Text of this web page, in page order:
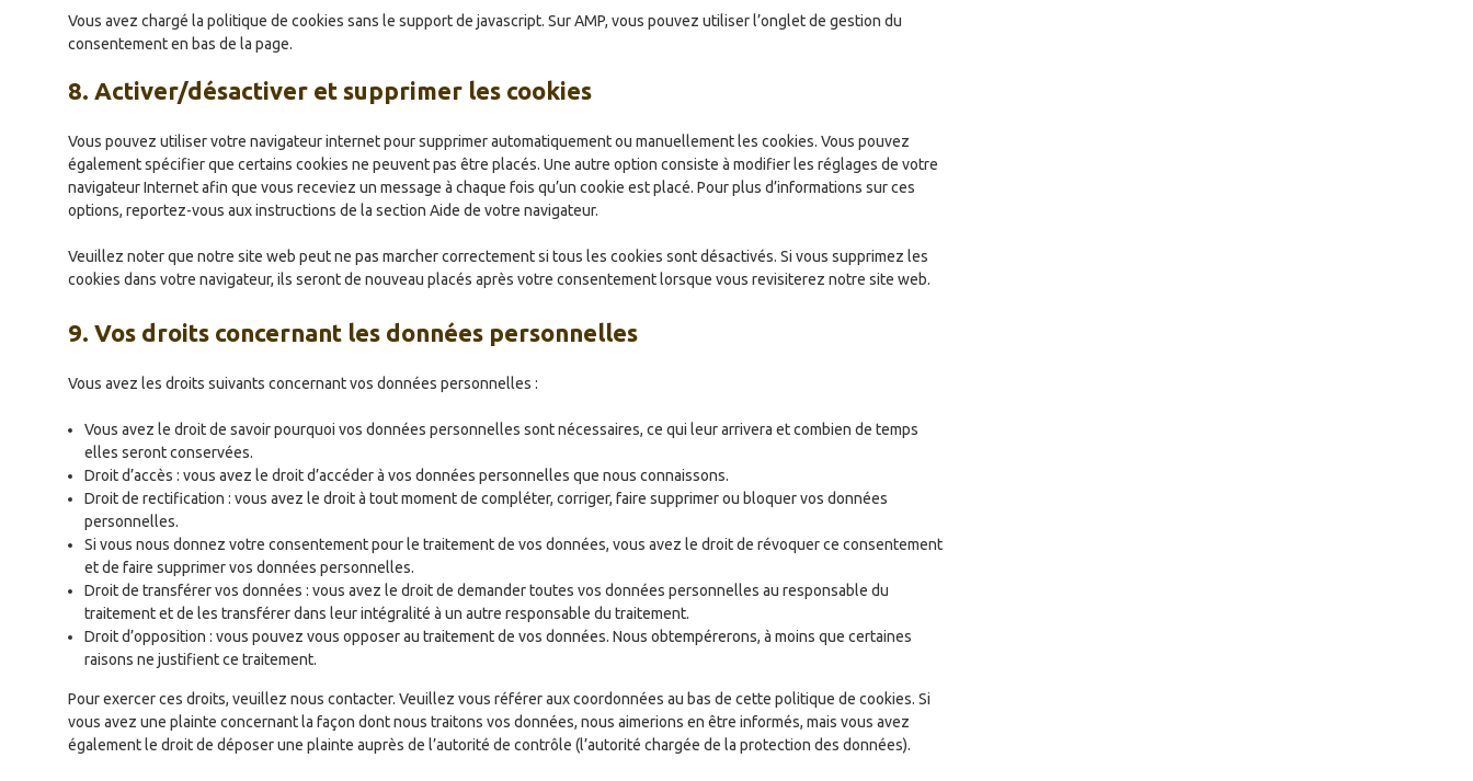
Vous avez chargé la politique de cookies sans le support de javascript. Sur AMP, vous pouvez utiliser l’onglet de gestion du
consentement en bas de la page.
8. Activer/désactiver et supprimer les cookies
Vous pouvez utiliser votre navigateur internet pour supprimer automatiquement ou manuellement les cookies. Vous pouvez
également spécifier que certains cookies ne peuvent pas être placés. Une autre option consiste à modifier les réglages de votre
navigateur Internet afin que vous receviez un message à chaque fois qu’un cookie est placé. Pour plus d’informations sur ces
options, reportez-vous aux instructions de la section Aide de votre navigateur.
Veuillez noter que notre site web peut ne pas marcher correctement si tous les cookies sont désactivés. Si vous supprimez les
cookies dans votre navigateur, ils seront de nouveau placés après votre consentement lorsque vous revisiterez notre site web.
9. Vos droits concernant les données personnelles
Vous avez les droits suivants concernant vos données personnelles :
Vous avez le droit de savoir pourquoi vos données personnelles sont nécessaires, ce qui leur arrivera et combien de temps
elles seront conservées.
Droit d’accès : vous avez le droit d’accéder à vos données personnelles que nous connaissons.
Droit de rectification : vous avez le droit à tout moment de compléter, corriger, faire supprimer ou bloquer vos données
personnelles.
Si vous nous donnez votre consentement pour le traitement de vos données, vous avez le droit de révoquer ce consentement
et de faire supprimer vos données personnelles.
Droit de transférer vos données : vous avez le droit de demander toutes vos données personnelles au responsable du
traitement et de les transférer dans leur intégralité à un autre responsable du traitement.
Droit d’opposition : vous pouvez vous opposer au traitement de vos données. Nous obtempérerons, à moins que certaines
raisons ne justifient ce traitement.
Pour exercer ces droits, veuillez nous contacter. Veuillez vous référer aux coordonnées au bas de cette politique de cookies. Si
vous avez une plainte concernant la façon dont nous traitons vos données, nous aimerions en être informés, mais vous avez
également le droit de déposer une plainte auprès de l’autorité de contrôle (l’autorité chargée de la protection des données).